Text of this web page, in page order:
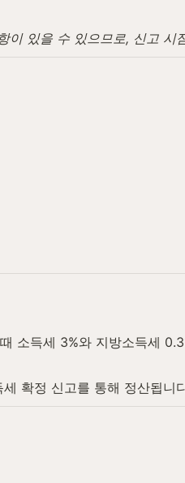
있을 수 있으므로, 신고 시
소득세 3%와 지방소득세
확정 신고를 통해 정산됩니